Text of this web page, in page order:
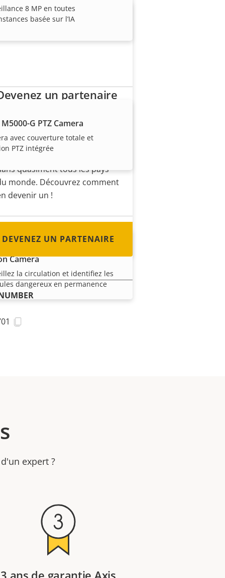
8 MP en toutes
basée sur l’IA
G PTZ Camera
avec couverture totale et
PTZ intégrée
Q1686-DLE Radar-Video
Camera
la circulation et identifiez les
dangereux en permanence
un partenaire
un intégrateur
ou un installateur ?
avons des partenaires
quasiment tous les pays
monde. Découvrez comment
devenir un !
DEVENEZ UN PARTENAIRE
expert ?
3 ans de garantie Axis